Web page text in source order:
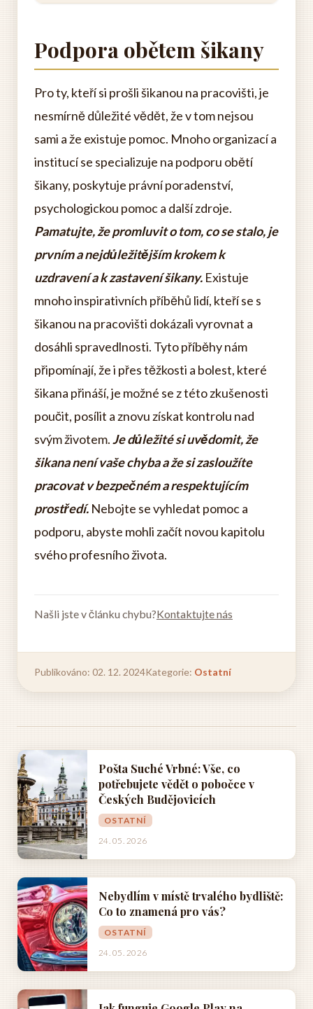
Podpora obětem šikany
Pro ty, kteří si prošli šikanou na pracovišti, je
nesmírně důležité vědět, že v tom nejsou
sami a že existuje pomoc. Mnoho organizací a
institucí se specializuje na podporu obětí
šikany, poskytuje právní poradenství,
psychologickou pomoc a další zdroje.
Pamatujte, že promluvit o tom, co se stalo, je
prvním a nejdůležitějším krokem k
uzdravení a k zastavení šikany. Existuje
mnoho inspirativních příběhů lidí, kteří se s
šikanou na pracovišti dokázali vyrovnat a
dosáhli spravedlnosti. Tyto příběhy nám
připomínají, že i přes těžkosti a bolest, které
šikana přináší, je možné se z této zkušenosti
poučit, posílit a znovu získat kontrolu nad
svým životem.Je důležité si uvědomit, že
šikana není vaše chyba a že si zasloužíte
pracovat v bezpečném a respektujícím
prostředí. Nebojte se vyhledat pomoc a
podporu, abyste mohli začít novou kapitolu
svého profesního života.
Našli jste v článku chybu?Kontaktujte nás
Publikováno: 02. 12. 2024Kategorie: Ostatní
Pošta Suché Vrbné: Vše, co
potřebujete vědět o pobočce v
Českých Budějovicích
OSTATNÍ
24. 05. 2026
Nebydlím v místě trvalého bydliště:
Co to znamená pro vás?
OSTATNÍ
24. 05. 2026